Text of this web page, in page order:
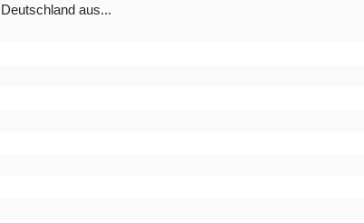
Deutschland aus...